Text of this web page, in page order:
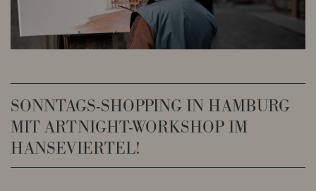
SONNTAGS-SHOPPING IN HAMBURG
MIT ARTNIGHT-WORKSHOP IM
HANSEVIERTEL!